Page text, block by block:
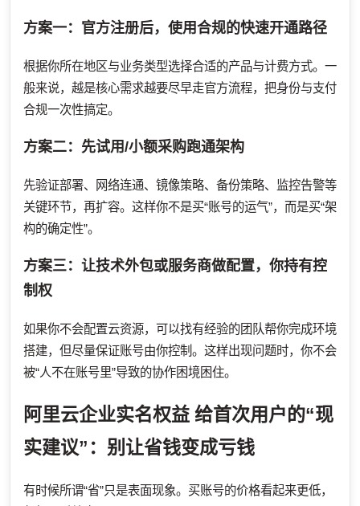
方案一：官方注册后，使用合规的快速开通路径
根据你所在地区与业务类型选择合适的产品与计费方式。一
般来说，越是核心需求越要尽早走官方流程，把身份与支付
合规一次性搞定。
方案二：先试用/小额采购跑通架构
先验证部署、网络连通、镜像策略、备份策略、监控告警等
关键环节，再扩容。这样你不是买“账号的运气”，而是买“架
构的确定性”。
方案三：让技术外包或服务商做配置，你持有控
制权
如果你不会配置云资源，可以找有经验的团队帮你完成环境
搭建，但尽量保证账号由你控制。这样出现问题时，你不会
被“人不在账号里”导致的协作困境困住。
阿里云企业实名权益 给首次用户的“现
实建议”：别让省钱变成亏钱
有时候所谓“省”只是表面现象。买账号的价格看起来更低，